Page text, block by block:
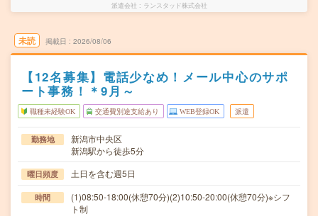
派遣会社 ランスタッド株式会社
未読 掲載日 2026/08/06
【12名募集】電話少なめ！メール中心のサポ
ート事務！＊9月～
職種未経験OK 交通費別途支給あり WEB登録OK 派遣
勤務地
新潟市中央区
新潟駅から徒歩5分
曜日頻度 土日を含む週5日
時間
(1)08:50-18:00(休憩70分)(2)10:50-20:00(休憩70分)※シフ
ト制